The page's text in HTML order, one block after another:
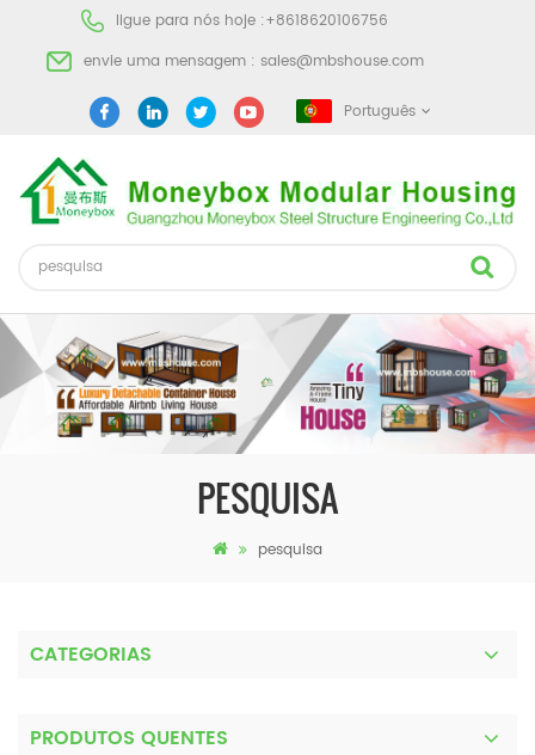
ligue para nós hoje :+8618620106756
envie uma mensagem : sales@mbshouse.com
Português
PESQUISA
pesquisa
CATEGORIAS
PRODUTOS QUENTES